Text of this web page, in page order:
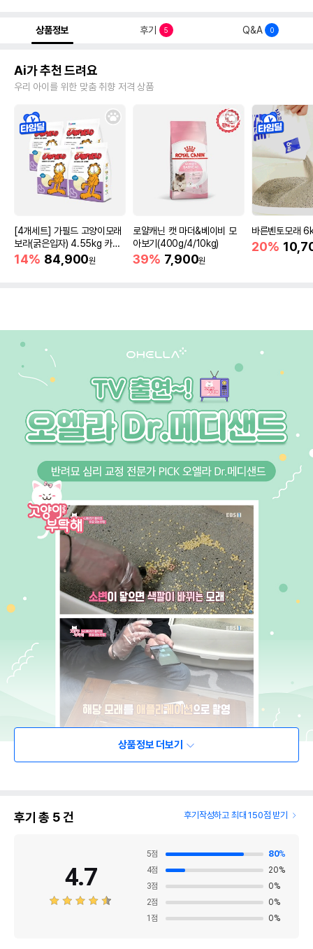
상품정보 후기 5 Q&A 0
Ai가 추천 드려요
우리 아이를 위한 맞춤 취향 저격 상품
[4개세트] 가필드 고양이모래
보라(굵은입자) 4.55kg 카사
바모래
14% 84,900원
로얄캐닌 캣 마더&베이비 모
아보기(400g/4/10kg)
39% 7,900원
바른벤토모래
20%
상품정보 더보기
후기 총 5건 후기작성하고 최대 150점 받기
4.7
5점 80%
4점 20%
3점 0%
2점 0%
1 점 0%